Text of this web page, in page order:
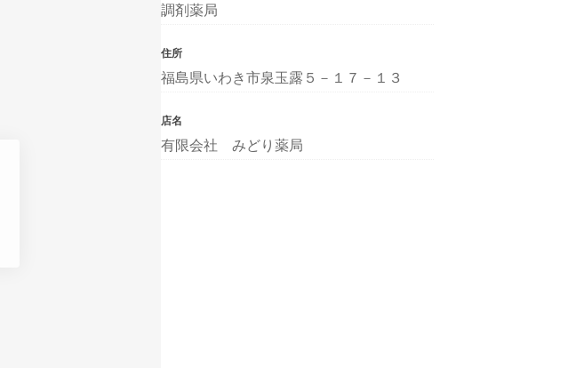
調剤薬局
住所
福島県いわき市泉玉露５－１７－１３
店名
有限会社 みどり薬局